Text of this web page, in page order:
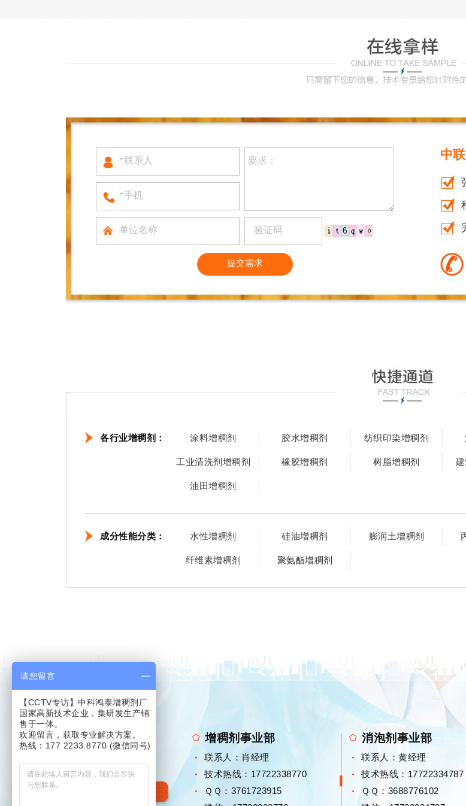
中
各行业增稠剂： 涂料增稠剂 胶水增稠剂 纺织印染增稠剂
工业清洗剂增稠剂 橡胶增稠剂 树脂增稠剂
油田增稠剂
成分性能分类： 水性增稠剂 硅油增稠剂 膨润土增稠剂
纤维素增稠剂 聚氨酯增稠剂
增稠剂研发·定制厂家
增稠剂事业部
联系人：肖经理
技术热线：17722338770
ＱＱ：3761723915
消泡剂事业部
联系人：黄经理
技术热线：17722334787
ＱＱ： 3688776102
请您留言
【CCTV专访】中科鸿泰增稠剂厂
国家高新技术企业，集研发生产销
售于一体。
欢迎留言，获取专业解决方案。
热线：177 2233 8770 (微信同号)